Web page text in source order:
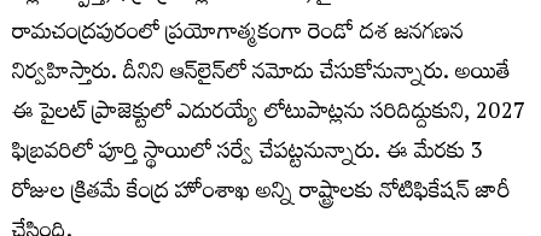
రామచంద్రపురంలో ప్రయోగాత్మకంగా రెండో దశ జనగణన
నిర్వహిస్తారు. దీనిని ఆన్​లైన్​లో నమోదు చేసుకోనున్నారు. అయితే
ఈ పైలట్‌ ప్రాజెక్టులో ఎదురయ్యే లోటుపాట్లను సరిదిద్దుకుని, 2027
ఫిబ్రవరిలో పూర్తి స్థాయిలో సర్వే చేపట్టనున్నారు. ఈ మేరకు 3
రోజుల క్రితమే కేంద్ర హోంశాఖ అన్ని రాష్ట్రాలకు నోటిఫికేషన్‌ జారీ